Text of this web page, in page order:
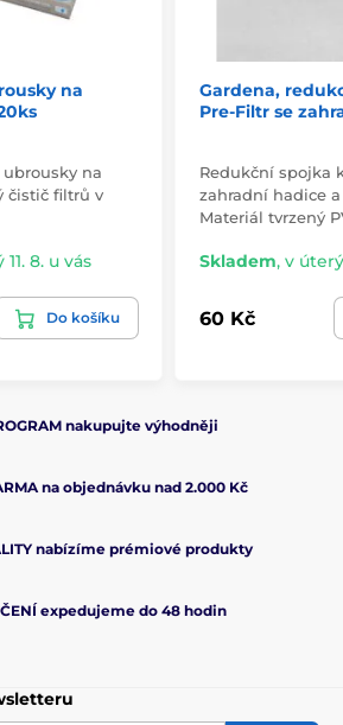
na
na
čistič filtrů v
8. u vás
Do košíku
Gardena,
Pre-Filtr se
Redukční spojka
zahradní hadice
Materiál tvrzený
Skladem, v úterý
60 Kč
nakupujte výhodněji
na objednávku nad 2.000 Kč
nabízíme prémiové produkty
expedujeme do 48 hodin